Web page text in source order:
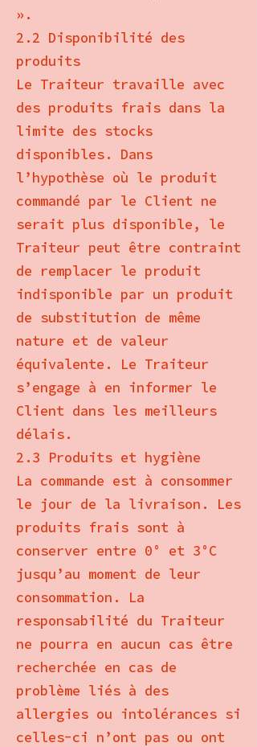
».
2.2 Disponibilité des
produits
Le Traiteur travaille avec
des produits frais dans la
limite des stocks
disponibles. Dans
l’hypothèse où le produit
commandé par le Client ne
serait plus disponible, le
Traiteur peut être contraint
de remplacer le produit
indisponible par un produit
de substitution de même
nature et de valeur
équivalente. Le Traiteur
s’engage à en informer le
Client dans les meilleurs
délais.
2.3 Produits et hygiène
La commande est à consommer
le jour de la livraison. Les
produits frais sont à
conserver entre 0° et 3°C
jusqu’au moment de leur
consommation. La
responsabilité du Traiteur
ne pourra en aucun cas être
recherchée en cas de
problème liés à des
allergies ou intolérances si
celles-ci n’ont pas ou ont